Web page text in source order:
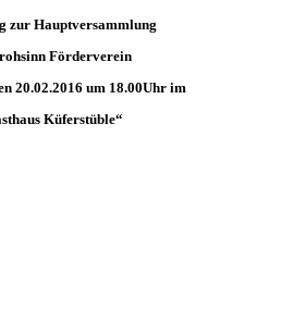
zur Hauptversammlung
Förderverein
20.02.2016 um 18.00Uhr im
Küferstüble“